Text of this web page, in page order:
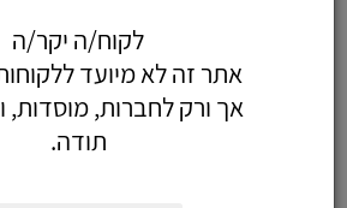
DLS5715601
לקוח/ה יקר/ה
אתר זה לא מיועד
אך ורק לחברות, מוסדות,
תודה.